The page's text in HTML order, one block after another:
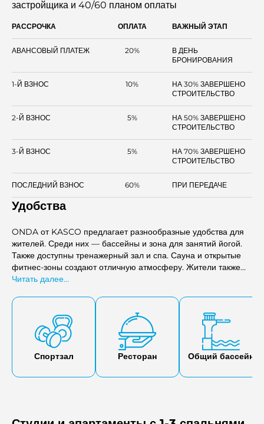
застройщика и 40/60 планом оплаты
РАССРОЧКА ОПЛАТА ВАЖНЫЙ ЭТАП
АВАНСОВЫЙ ПЛАТЕЖ 20%
В ДЕНЬ
БРОНИРОВАНИЯ
1-Й ВЗНОС 10%
НА 30% ЗАВЕРШЕНО
СТРОИТЕЛЬСТВО
2-Й ВЗНОС 5%
НА 50% ЗАВЕРШЕНО
СТРОИТЕЛЬСТВО
3-Й ВЗНОС 5%
НА 70% ЗАВЕРШЕНО
СТРОИТЕЛЬСТВО
ПОСЛЕДНИЙ ВЗНОС 60% ПРИ ПЕРЕДАЧЕ
Удобства
ONDA от KASCO предлагает разнообразные удобства для
жителей. Среди них — бассейны и зона для занятий йогой.
Также доступны тренажерный зал и спа. Сауна и открытые
фитнес-зоны создают отличную атмосферу. Жители также
могут насладиться велнес-кафе и профессиональным
места для отдыха у бассейна — прекрасное дополнение.
Читать далее...
Спортзал Ресторан Общий бассейн